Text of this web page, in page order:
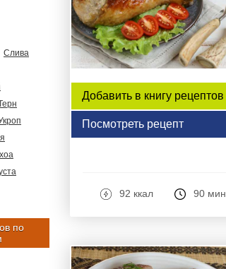
Слива
по
Добавить в книгу рецептов
Посмотреть рецепт
92 ккал 90 мин